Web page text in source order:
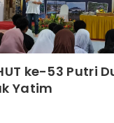
ke-53 Putri
Yatim